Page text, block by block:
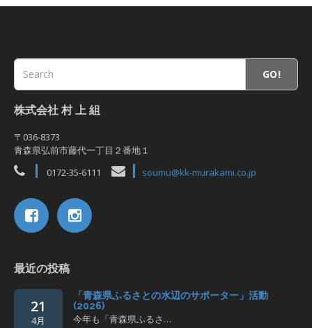
GO!
株式会社 村 上 組
〒036-8373
青森県弘前市藤代一丁目２番地１
0172-35-6111
soumu@kk-murakami.co.jp
最近の投稿
21
4月
「青森県ふるさとの水辺のサポーター」活動
(2026)
今年も「青森県ふるさ…